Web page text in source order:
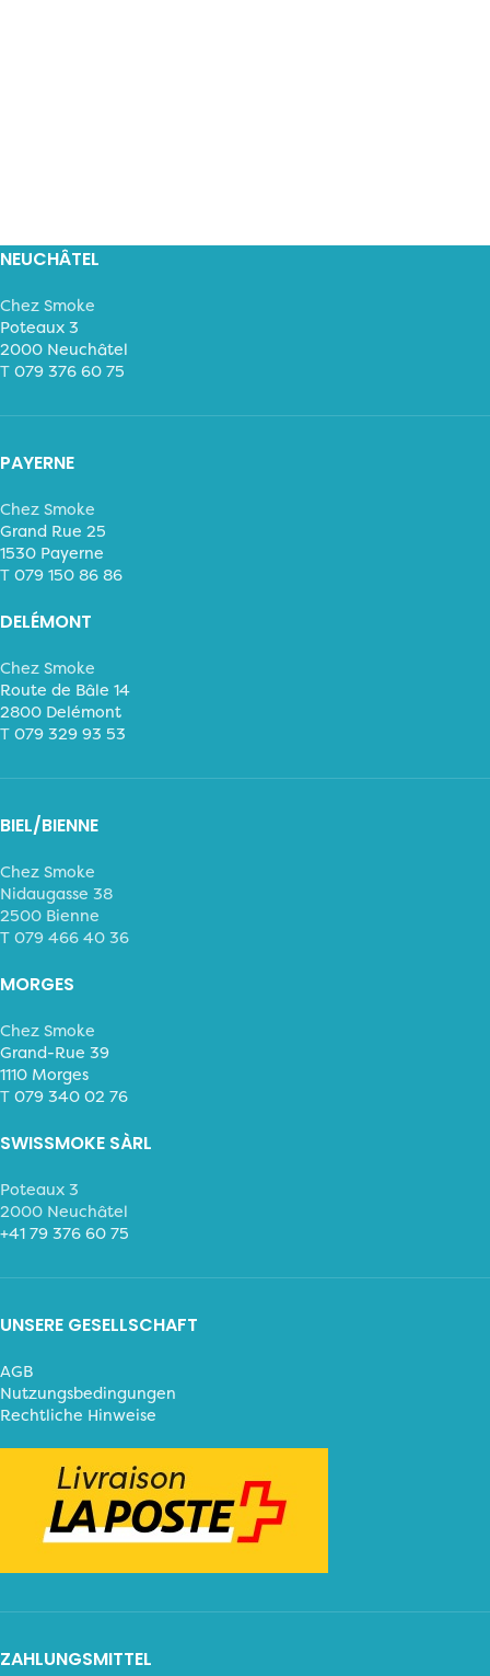
NEUCHÂTEL
Chez Smoke
Poteaux 3
2000 Neuchâtel
T 079 376 60 75
PAYERNE
Chez Smoke
Grand Rue 25
1530 Payerne
T 079 150 86 86
DELÉMONT
Chez Smoke
Route de Bâle 14
2800 Delémont
T 079 329 93 53
BIEL/BIENNE
Chez Smoke
Nidaugasse 38
2500 Bienne
T 079 466 40 36
MORGES
Chez Smoke
Grand-Rue 39
1110 Morges
T 079 340 02 76
SWISSMOKE SÀRL
Poteaux 3
2000 Neuchâtel
+41 79 376 60 75
UNSERE GESELLSCHAFT
AGB
Nutzungsbedingungen
Rechtliche Hinweise
ZAHLUNGSMITTEL